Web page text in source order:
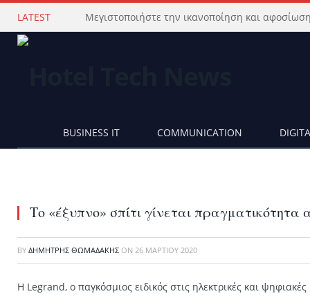
LATEST
BUSINESS IT COMMUNICATION
Το «έξυπνο» σπίτι γίνεται πραγματικότητα
BY ΔΗΜΉΤΡΗΣ ΘΩΜΑΔΆΚΗΣ ON 26 ΜΑΡΤΊΟΥ 2020
Η Legrand, ο παγκόσμιος ειδικός στις ηλεκτρικές και